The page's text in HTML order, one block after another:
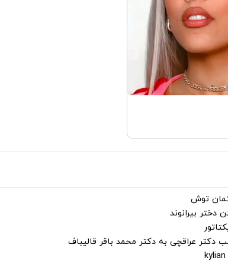
‌توش
دختر بیرانوند
دکتر عراقچی به دکتر محمد باقر قالیباف